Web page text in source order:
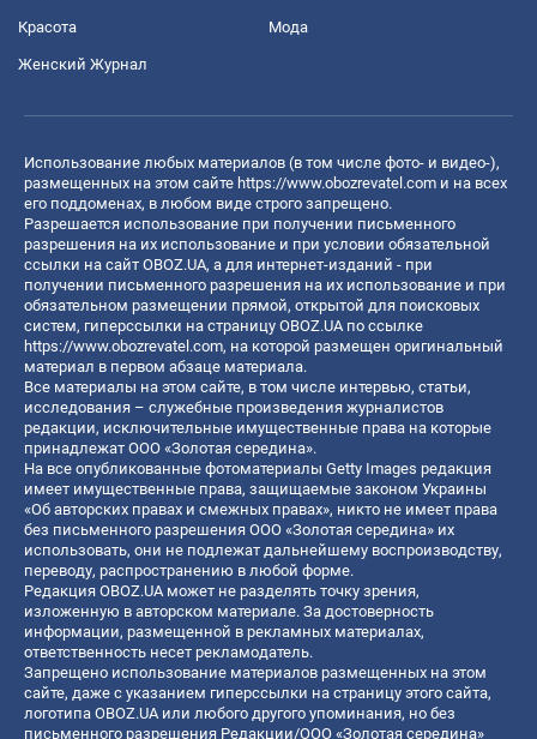
Красота Мода
Женский Журнал
Использование любых материалов (в том числе фото- и видео-),
размещенных на этом сайте https://www.obozrevatel.com и на всех
его поддоменах, в любом виде строго запрещено.
Разрешается использование при получении письменного
разрешения на их использование и при условии обязательной
ссылки на сайт OBOZ.UA, а для интернет-изданий - при
получении письменного разрешения на их использование и при
обязательном размещении прямой, открытой для поисковых
систем, гиперссылки на страницу OBOZ.UA по ссылке
https://www.obozrevatel.com, на которой размещен оригинальный
материал в первом абзаце материала.
Все материалы на этом сайте, в том числе интервью, статьи,
исследования – служебные произведения журналистов
редакции, исключительные имущественные права на которые
принадлежат ООО «Золотая середина».
На все опубликованные фотоматериалы Getty Images редакция
имеет имущественные права, защищаемые законом Украины
«Об авторских правах и смежных правах», никто не имеет права
без письменного разрешения ООО «Золотая середина» их
использовать, они не подлежат дальнейшему воспроизводству,
переводу, распространению в любой форме.
Редакция OBOZ.UA может не разделять точку зрения,
изложенную в авторском материале. За достоверность
информации, размещенной в рекламных материалах,
ответственность несет рекламодатель.
Запрещено использование материалов размещенных на этом
сайте, даже с указанием гиперссылки на страницу этого сайта,
логотипа OBOZ.UA или любого другого упоминания, но без
письменного разрешения Редакции/ООО «Золотая середина»